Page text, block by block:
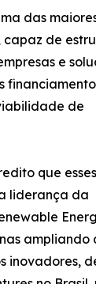
das
capaz de
e
de
que esses
liderança da
ampliando
inovadores,